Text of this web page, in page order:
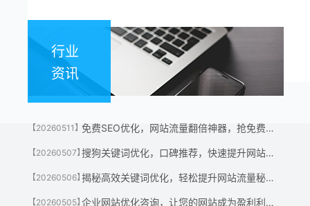
行业
资讯
【20260511】 免费SEO优化，网站流量翻倍神器，抢免费名额！
【20260507】 搜狗关键词优化，口碑推荐，快速提升网站流量神器！
【20260506】 揭秘高效关键词优化，轻松提升网站流量秘诀！
【20260505】 企业网站优化咨询，让您的网站成为盈利利器！